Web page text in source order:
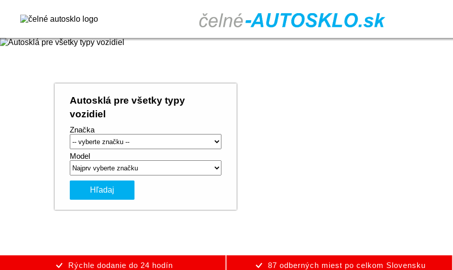
Autosklá pre všetky typy
vozidiel
Značka
Model
Rýchle dodanie do 24 hodín 87 odberných miest po celkom Slovensku